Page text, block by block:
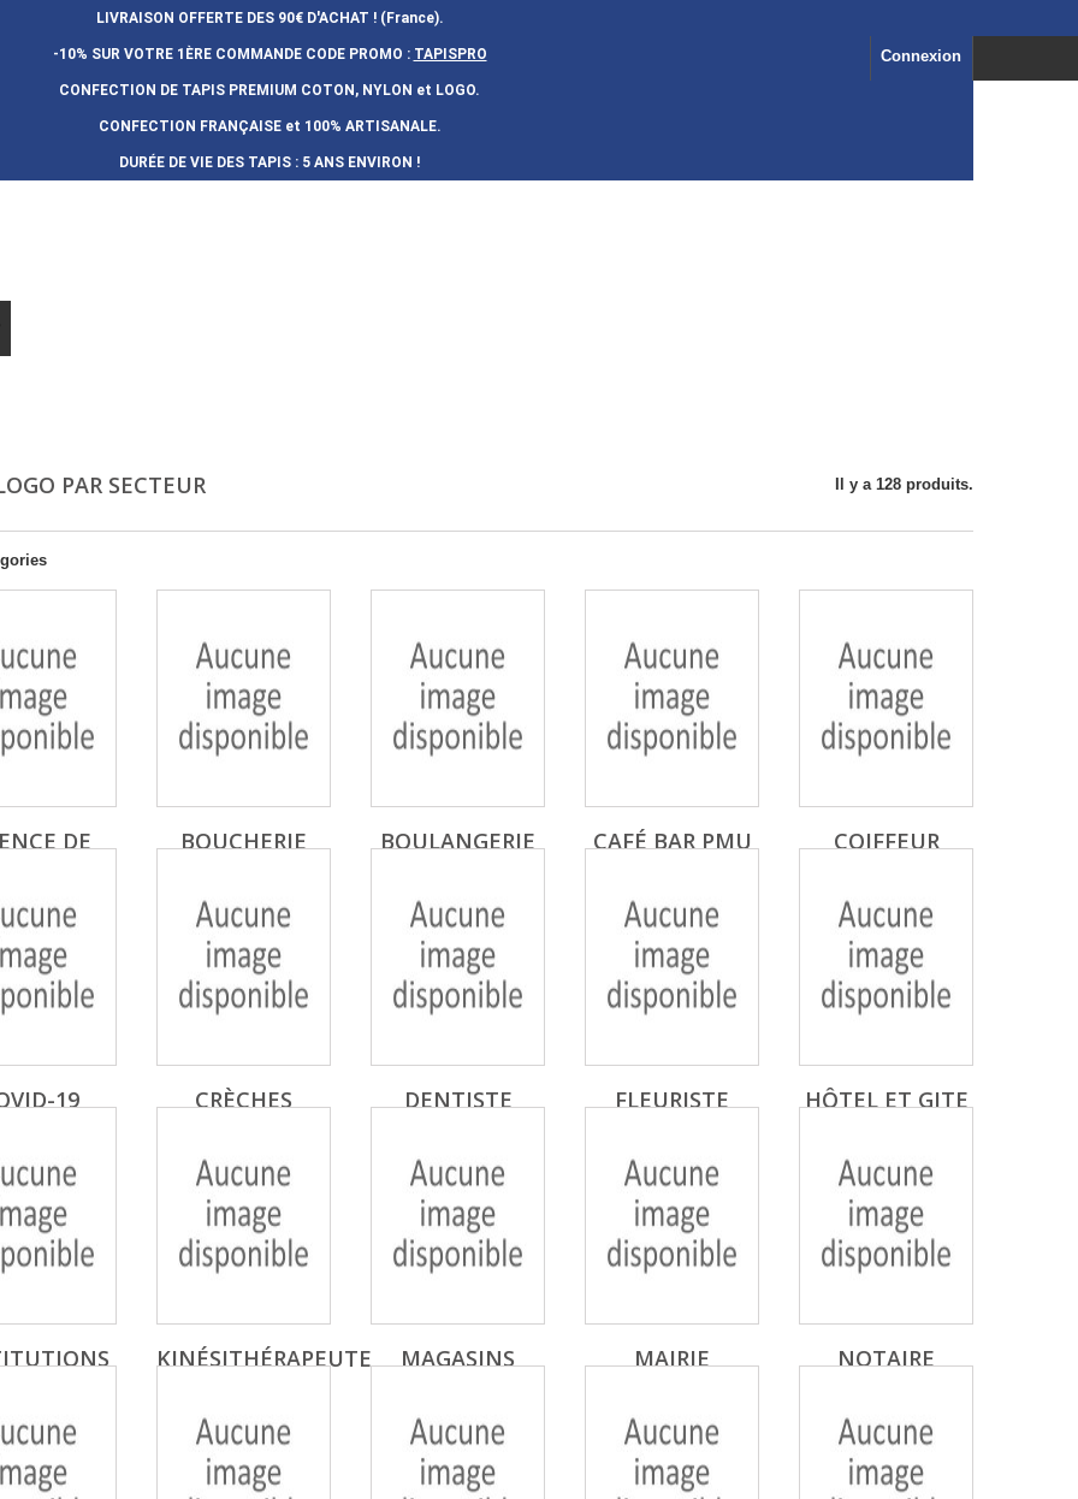
LIVRAISON OFFERTE DES 90€ D'ACHAT ! (France).
-10% SUR VOTRE 1ÈRE COMMANDECODE PROMO : TAPISPRO
CONFECTION DE TAPIS PREMIUM COTON, NYLON et LOGO.
CONFECTION FRAN ÇAISE et 100% ARTISANALE.
DURÉE DE VIE DES TAPIS : 5 ANS ENVIRON !
Connexion
PAR SECTEUR Il y a 128 produits.
DE
BOUCHERIE BOULANGERIE CAFÉ BAR PMU COIFFEUR
19 CRÈCHES DENTISTE FLEURISTE HÔTEL ET GITE
KINÉSITHÉRAPEUTE MAGASINS MAIRIE NOTAIRE